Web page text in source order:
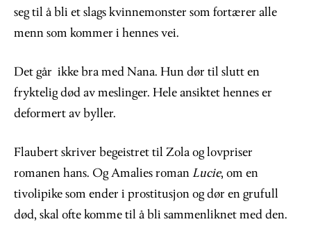
seg til å bli et slags kvinnemonster som fortærer alle
menn som kommer i hennes vei.
Det går ikke bra med Nana. Hun dør til slutt en
fryktelig død av meslinger. Hele ansiktet hennes er
deformert av byller.
Flaubert skriver begeistret til Zola og lovpriser
romanen hans. Og Amalies roman Lucie, om en
tivolipike som ender i prostitusjon og dør en grufull
død, skal ofte komme til å bli sammenliknet med den.